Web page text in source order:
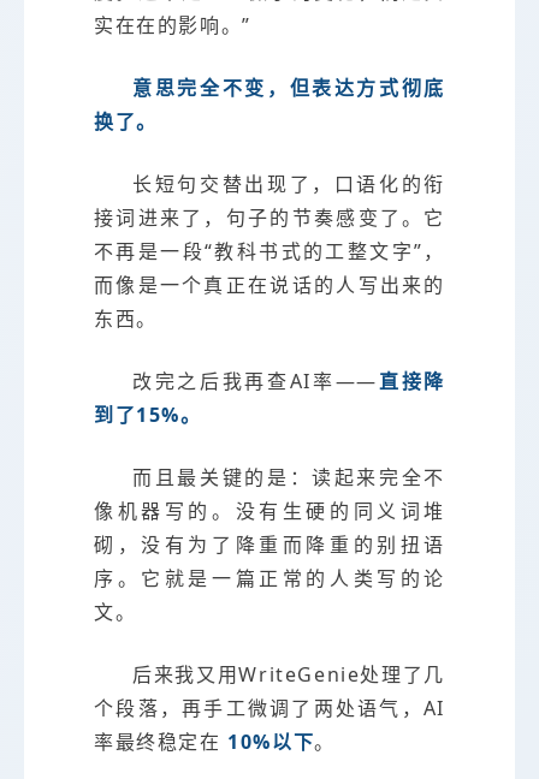
实在在的影响。”
意思完全不变，但表达方式彻底
换了。
长短句交替出现了，口语化的衔
接词进来了，句子的节奏感变了。它
不再是一段“教科书式的工整文字”，
而像是一个真正在说话的人写出来的
东西。
改完之后我再查AI率——直接降
到了15%。
而且最关键的是：读起来完全不
像机器写的。没有生硬的同义词堆
砌，没有为了降重而降重的别扭语
序。它就是一篇正常的人类写的论
文。
后来我又用WriteGenie处理了几
个段落，再手工微调了两处语气，AI
率最终稳定在 10%以下。